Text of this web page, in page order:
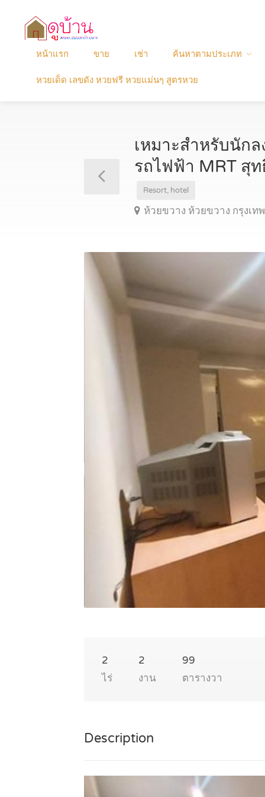
หน้าแรก ขาย เช่า ค้นหาตามประเภท
หวยเด็ด เลขดัง หวยฟรี หวยแม่นๆ สูตรหวย
เหมาะสำหรับนัก
รถไฟฟ้า MRT สุ
Resort, hotel
ห้วยขวาง ห้วยขวาง กรุงเท
2
ไร่
2
งาน
99
ตารางวา
Description